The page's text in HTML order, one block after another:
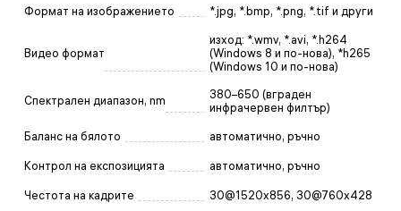
Формат на изображението *.jpg, *.bmp, *.png, *.tif и други
Видео формат
изход: *.wmv, *.avi, *.h264
(Windows 8 и по-нова), *h265
(Windows 10 и по-нова)
Спектрален диапазон, nm
380–650 (вграден
инфрачервен филтър)
Баланс на бялото автоматично, ръчно
Контрол на експозицията автоматично, ръчно
Честота на кадрите 30@1520x856, 30@760x428